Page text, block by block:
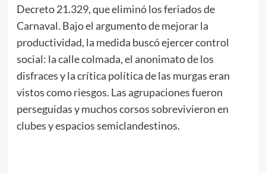
Decreto 21.329, que eliminó los feriados de
Carnaval. Bajo el argumento de mejorar la
productividad, la medida buscó ejercer control
social: la calle colmada, el anonimato de los
disfraces y la crítica política de las murgas eran
vistos como riesgos. Las agrupaciones fueron
perseguidas y muchos corsos sobrevivieron en
clubes y espacios semiclandestinos.